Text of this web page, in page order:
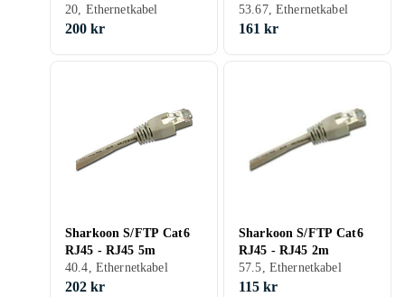
20, Ethernetkabel
200 kr
53.67, Ethernetkabel
161 kr
Sharkoon S/FTP Cat6
RJ45 - RJ45 5m
40.4, Ethernetkabel
202 kr
Sharkoon S/FTP Cat6
RJ45 - RJ45 2m
57.5, Ethernetkabel
115 kr